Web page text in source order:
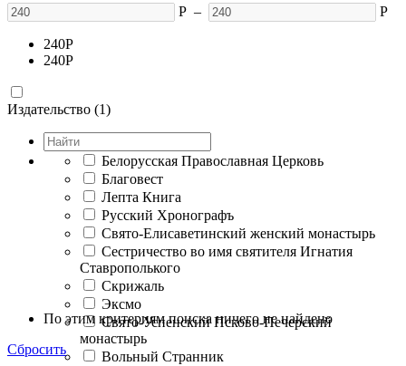
Р – Р
240Р
240Р
Издательство (1)
Белорусская Православная Церковь
Благовест
Лепта Книга
Русский Хронографъ
Свято-Елисаветинский женский монастырь
Сестричество во имя святителя Игнатия
Ставрополького
Скрижаль
Эксмо
Свято-Успенский Псково-Печерский
монастырь
Вольный Странник
По этим критериям поиска ничего не найдено
Сбросить